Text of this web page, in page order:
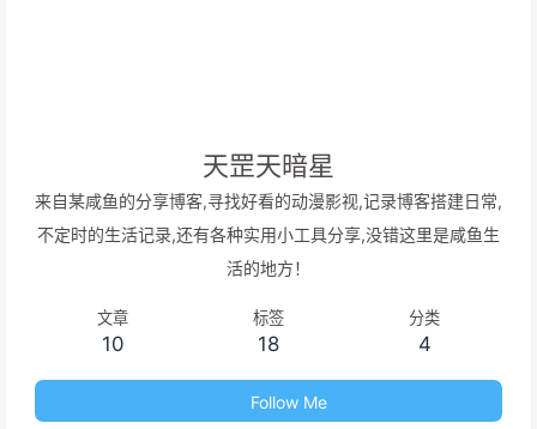
天罡天暗星
来自某咸鱼的分享博客,寻找好看的动漫影视,记录博客搭建日常,
不定时的生活记录,还有各种实用小工具分享,没错这里是咸鱼生
活的地方！
文章
10
标签
18
分类
4
Follow Me